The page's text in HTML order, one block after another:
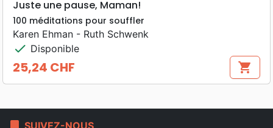
Juste une pause, Maman!
100 méditations pour souffler
Karen Ehman - Ruth Schwenk
check Disponible
Prix
25,24 CHF shopping_cart